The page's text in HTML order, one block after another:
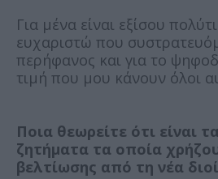
Για μένα είναι εξίσου
ευχαριστώ που
περήφανος και για το
τιμή που μου κάνουν όλοι
Ποια θεωρείτε ότι είναι
ζητήματα τα οποία
βελτίωσης από τη νέα